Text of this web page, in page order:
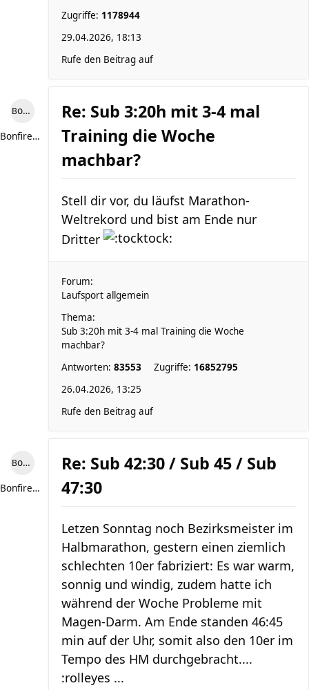
Zugriffe: 1178944
29.04.2026, 18:13
Rufe den Beitrag auf
Bonfire307
Bonfire307
Re: Sub 3:20h mit 3-4 mal
Training die Woche
machbar?
Stell dir vor, du läufst Marathon-
Weltrekord und bist am Ende nur
Dritter
Forum:
Laufsport allgemein
Thema:
Sub 3:20h mit 3-4 mal Training die Woche
machbar?
Antworten: 83553 Zugriffe: 16852795
26.04.2026, 13:25
Rufe den Beitrag auf
Bonfire307
Bonfire307
Re: Sub 42:30 / Sub 45 / Sub
47:30
Letzen Sonntag noch Bezirksmeister im
Halbmarathon, gestern einen ziemlich
schlechten 10er fabriziert: Es war warm,
sonnig und windig, zudem hatte ich
während der Woche Probleme mit
Magen-Darm. Am Ende standen 46:45
min auf der Uhr, somit also den 10er im
Tempo des HM durchgebracht....
:rolleyes ...